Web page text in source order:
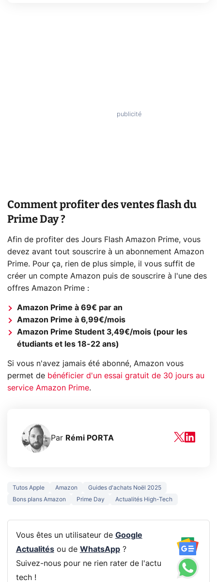
Comment profiter des ventes flash du
Prime Day ?
Afin de profiter des Jours Flash Amazon Prime, vous
devez avant tout souscrire à un abonnement Amazon
Prime. Pour ça, rien de plus simple, il vous suffit de
créer un compte Amazon puis de souscrire à l'une des
offres Amazon Prime :
Amazon Prime à 69€ par an
Amazon Prime à 6,99€/mois
Amazon Prime Student 3,49€/mois (pour les
étudiants et les 18-22 ans)
Si vous n'avez jamais été abonné, Amazon vous
permet de bénéficier d'un essai gratuit de 30 jours au
service Amazon Prime.
Par Rémi PORTA
Tutos Apple Amazon
Guides d'achats Noël 2025
Bons plans Amazon
Prime Day Actualités High-Tech
Vous êtes un utilisateur de Google
Actualitésou de WhatsApp?
Suivez-nous pour ne rien rater de l'actu
tech !